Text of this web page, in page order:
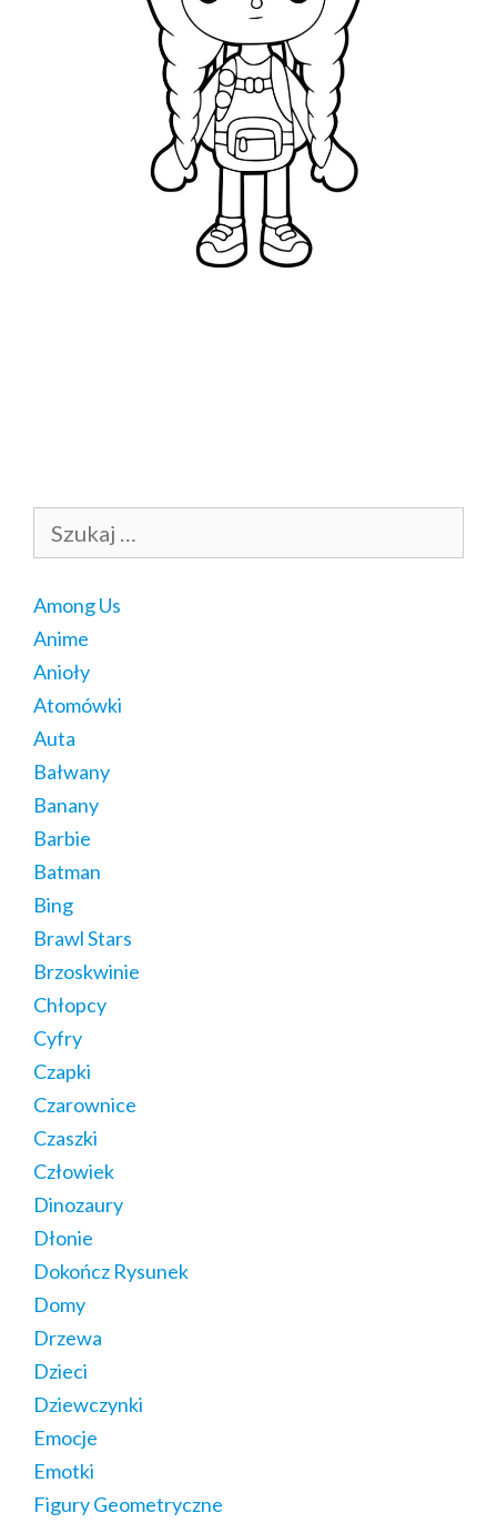
Among Us
Anime
Anioły
Atomówki
Auta
Bałwany
Banany
Barbie
Batman
Bing
Brawl Stars
Brzoskwinie
Chłopcy
Cyfry
Czapki
Czarownice
Czaszki
Człowiek
Dinozaury
Dłonie
Dokończ Rysunek
Domy
Drzewa
Dzieci
Dziewczynki
Emocje
Emotki
Figury Geometryczne